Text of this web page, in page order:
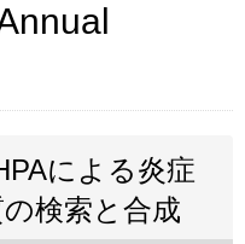
による炎症
検索と合成